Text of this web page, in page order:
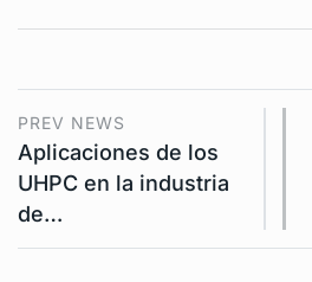
PREV NEWS
Aplicaciones de los
UHPC en la industria
de…